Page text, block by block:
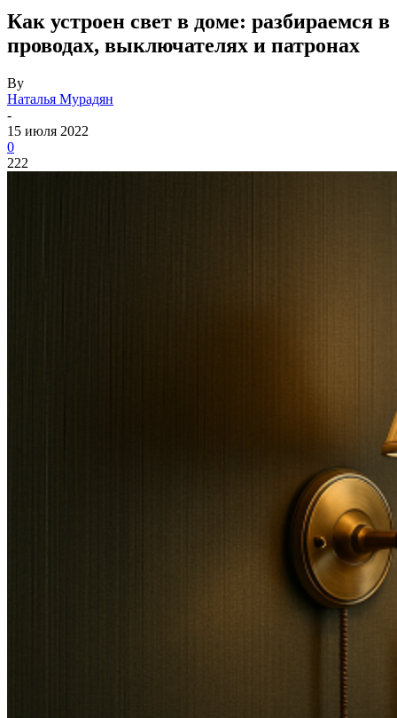
Как устроен свет в доме: разбираемся в
проводах, выключателях и патронах
By
Наталья Мурадян
-
15 июля 2022
0
222